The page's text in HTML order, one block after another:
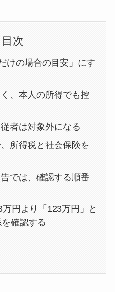
目次
けの場合の目安」にす
、本人の所得でも控
者は対象外になる
所得税と社会保険を
では、確認する順番
円より「123万円」と
を確認する